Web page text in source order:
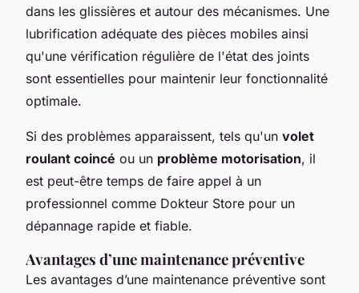
dans les glissières et autour des mécanismes. Une
lubrification adéquate des pièces mobiles ainsi
qu'une vérification régulière de l'état des joints
sont essentielles pour maintenir leur fonctionnalité
optimale.
Si des problèmes apparaissent, tels qu'un volet
roulant coincé ou un problème motorisation, il
est peut-être temps de faire appel à un
professionnel comme Dokteur Store pour un
dépannage rapide et fiable.
Avantages d’une maintenance préventive
Les avantages d’une maintenance préventive sont